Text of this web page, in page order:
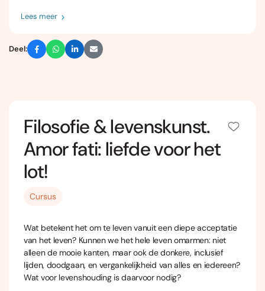
Filosofie & levenskunst.
Amor fati: liefde voor het
lot!
Cursus
Wat betekent het om te leven vanuit een diepe acceptatie
van het leven? Kunnen we het hele leven omarmen: niet
alleen de mooie kanten, maar ook de donkere, inclusief
lijden, doodgaan, en vergankelijkheid van alles en iedereen?
Wat voor levenshouding is daarvoor nodig?
Lees meer
Deel: